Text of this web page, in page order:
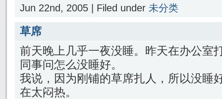
Jun 22nd, 2005 | Filed under 未分类
草席
前天晚上几乎一夜没睡。昨天在办公室
同事问怎么没睡好。
我说，因为刚铺的草席扎人，所以没睡
在太闷热。